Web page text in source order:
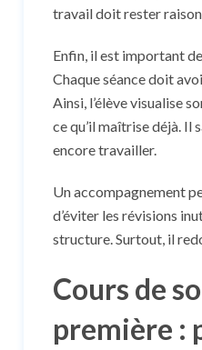
travail doit rester
Enfin, il est important
Chaque séance doit
Ainsi, l’élève visualise
ce qu’il maîtrise déjà. Il
encore travailler.
Un accompagnement
d’éviter les révisions
structure. Surtout, il
Cours de
première :